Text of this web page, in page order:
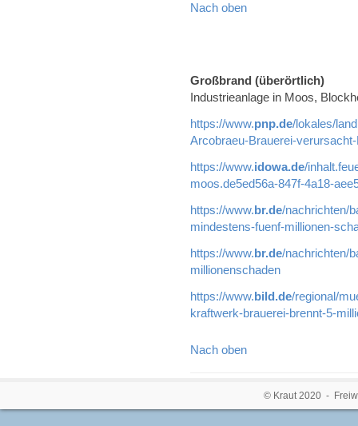
Nach oben
Großbrand (überörtlich)
Industrieanlage in Moos,
https://www.pnp.de/lokales/
Arcobraeu-Brauerei-
https://www.idowa.de/
moos.de5ed56a-847f-4a18-
https://www.br.de/nachrichten/
mindestens-fuenf-millionen-
https://www.br.de/nachrichten/
millionenschaden
https://www.bild.de/regional/
kraftwerk-brauerei-brennt-5-
Nach oben
© Kraut 2020 -